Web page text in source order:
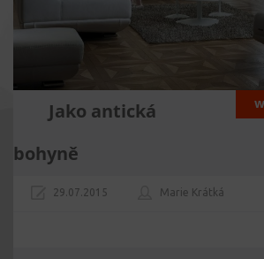
Jako antická
bohyně
29.07.2015 Marie Krátká